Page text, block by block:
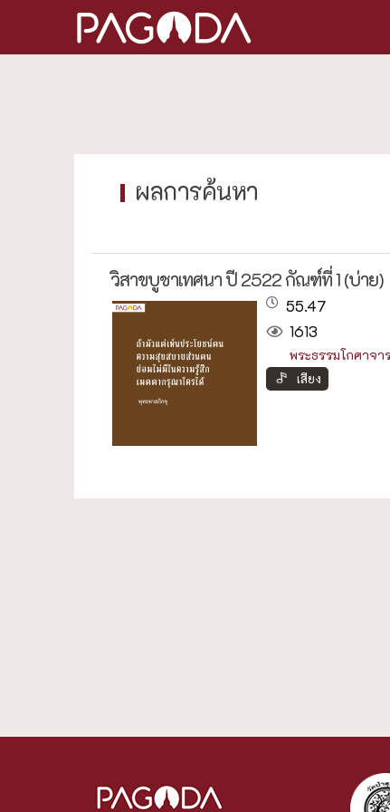
วิสาขบูชาเทศนา ปี 2522 กัณฑ์ที่ 1 (บ่าย)
55.47
1613
พระธรรมโกศาจ
เสียง